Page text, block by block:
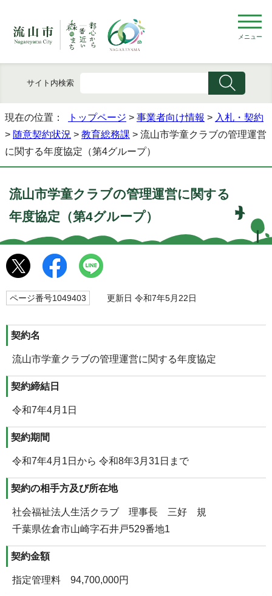
メニュー
サイト内検索
現在の位置： トップページ > 事業者向け情報 > 入札・契約
> 随意契約状況 > 教育総務課 > 流山市学童クラブの管理運営
に関する年度協定（第4グループ）
流山市学童クラブの管理運営に関する
年度協定（第4グループ）
ページ番号1049403 更新日 令和7年5月22日
契約名
流山市学童クラブの管理運営に関する年度協定
契約締結日
令和7年4月1日
契約期間
令和7年4月1日から 令和8年3月31日まで
契約の相手方及び所在地
社会福祉法人生活クラブ 理事長 三好 規
千葉県佐倉市山崎字石井戸529番地1
契約金額
指定管理料 94,700,000円